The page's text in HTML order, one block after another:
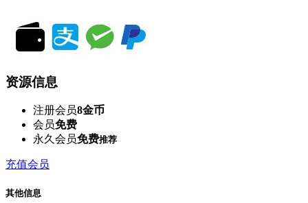
资源信息
注册会员8金币
会员免费
永久会员免费推荐
充值会员
其他信息